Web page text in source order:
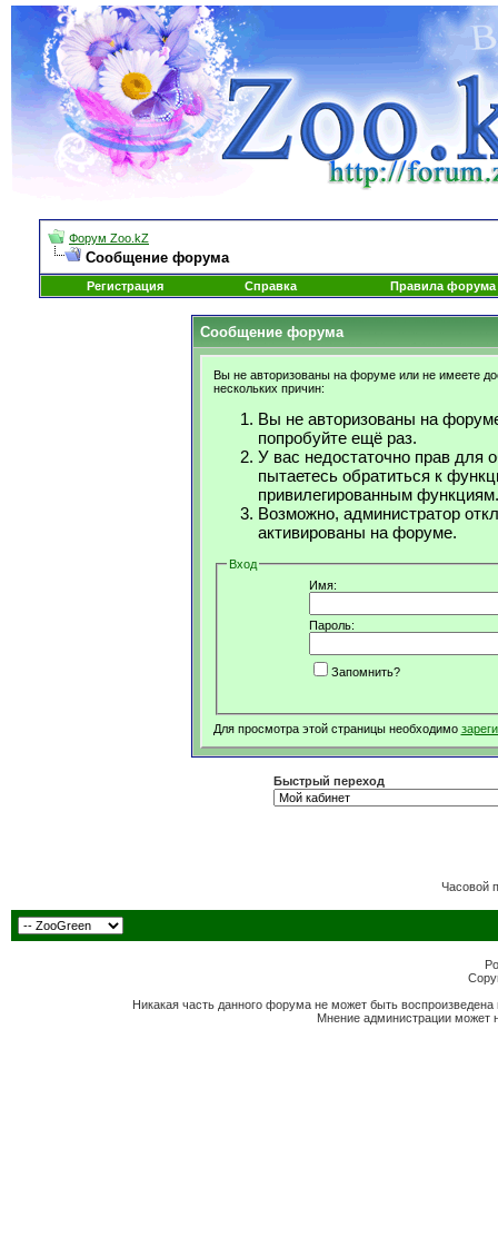
Форум Zoo.kZ
Сообщение форума
Регистрация Справка Правила форума
Сообщение форума
Вы не авторизованы на форуме или не имеете
нескольких причин:
Вы не авторизованы на
попробуйте ещё раз.
У вас недостаточно прав для
пытаетесь обратиться к
привилегированным функциям.
Возможно, администратор
активированы на форуме.
Вход
Имя:
Пароль:
Запомнить?
Для просмотра этой страницы необходимо
Быстрый переход
Часовой
Никакая часть данного форума не может быть
Мнение администрации может